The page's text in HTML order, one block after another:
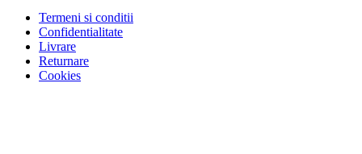
Termeni si conditii
Confidentialitate
Livrare
Returnare
Cookies